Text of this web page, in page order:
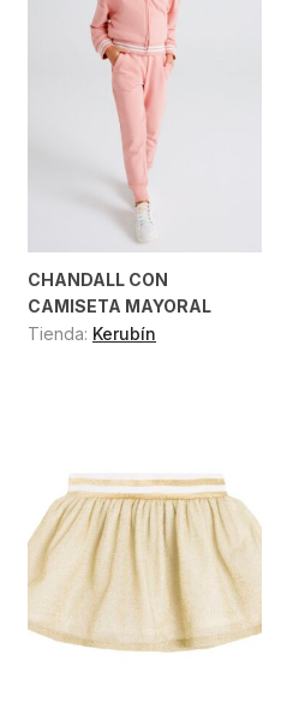
CHANDALL CON
CAMISETA MAYORAL
Tienda: Kerubín